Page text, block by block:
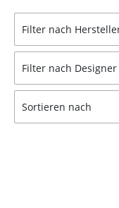
Bänke & Liegen
Sitzsäcke
Gartenstühle
Filter nach
Filter nach Designer
Sortieren nach